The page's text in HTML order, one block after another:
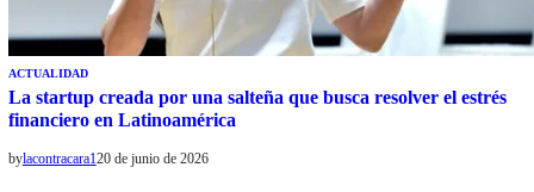
ACTUALIDAD
La startup creada por una salteña que busca resolver el estrés
financiero en Latinoamérica
bylacontracara120 de junio de 2026